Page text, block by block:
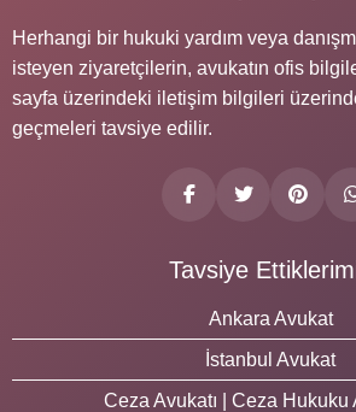
Herhangi bir hukuki yardım veya
isteyen ziyaretçilerin, avukatın ofis
sayfa üzerindeki iletişim bilgileri
geçmeleri tavsiye edilir.
Tavsiye
Ankara Avukat
İstanbul Avukat
Ceza Avukatı | Ceza Hukuku